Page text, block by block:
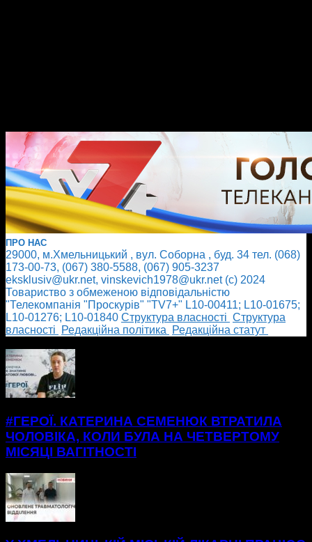
ПРО НАС
29000, м.Хмельницький , вул. Соборна , буд. 34 тел. (068)
173-00-73, (067) 380-5588, (067) 905-3237
eksklusiv@ukr.net, vinskevich1978@ukr.net (с) 2024
Товариство з обмеженою відповідальністю
"Телекомпанія "Проскурів" "TV7+" L10-00411; L10-01675;
L10-01276; L10-01840 Cтруктура власності Cтруктура
власності
Редакційна політика
Редакційна статут
#ГЕРОЇ. КАТЕРИНА СЕМЕНЮК ВТРАТИЛА
ЧОЛОВІКА, КОЛИ БУЛА НА ЧЕТВЕРТОМУ
МІСЯЦІ ВАГІТНОСТІ